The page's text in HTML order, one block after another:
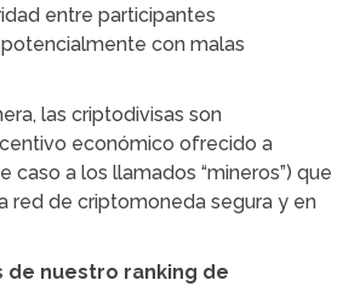
entre participantes
con malas
las criptodivisas son
económico ofrecido a
caso a los llamados “mineros”) que
red de criptomoneda segura y en
de nuestro ranking de